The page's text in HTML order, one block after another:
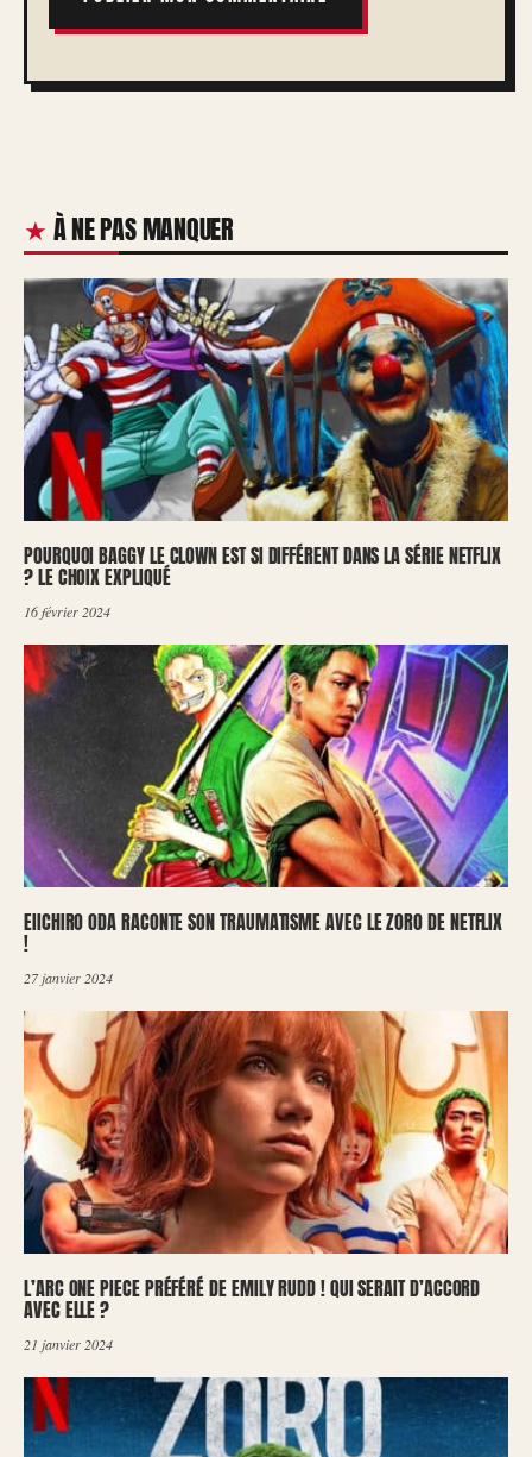
À NE PAS MANQUER
POURQUOI BAGGY LE CLOWN EST SI DIFFÉRENT DANS LA SÉRIE NETFLIX
? LE CHOIX EXPLIQUÉ
16 février 2024
EIICHIRO ODA RACONTE SON TRAUMATISME AVEC LE ZORO DE NETFLIX
!
27 janvier 2024
L’ARC ONE PIECE PRÉFÉRÉ DE EMILY RUDD ! QUI SERAIT D’ACCORD
AVEC ELLE ?
21 janvier 2024